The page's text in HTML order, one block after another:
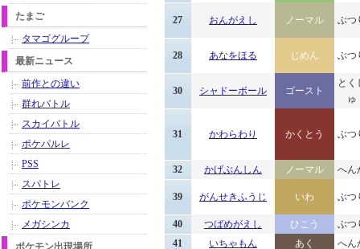
27 おんがえし ノーマル ぶつ
28 あなをほる じめん ぶつ
30 シャドーボール ゴースト
とく
ゅ
31 かわらわり かくとう ぶつ
32 かげぶんしん ノーマル へん
39 がんせきふうじ いわ ぶつ
40 つばめがえし ひこう
ぶつ
41
いちゃもん あく へん
たまご
タマゴグループ
最新ニュース
前作との違い
群れバトル
スカイバトル
ポケパルレ
PSS
スパトレ
ポケモンバンク
メガシンカ
ポケモン出現場所